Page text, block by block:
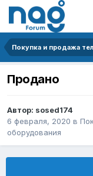
Продано
Автор: sosed174
6 февраля, 2020 в
оборудования